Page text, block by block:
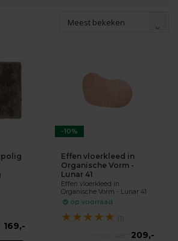
Meest bekeken
169,-
-10%
Effen vloerkleed in
Organische Vorm -
Lunar 41
Effen vloerkleed in
Organische Vorm - Lunar 41
op voorraad
★★★★★ (1)
209,-